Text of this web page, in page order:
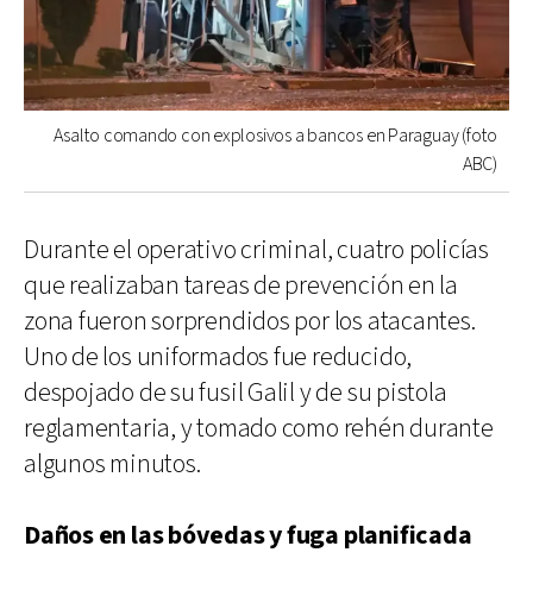
Asalto comando con explosivos a bancos en Paraguay (foto
ABC)
Durante el operativo criminal, cuatro policías
que realizaban tareas de prevención en la
zona fueron sorprendidos por los atacantes.
Uno de los uniformados fue reducido,
despojado de su fusil Galil y de su pistola
reglamentaria, y tomado como rehén durante
algunos minutos.
Daños en las bóvedas y fuga planificada